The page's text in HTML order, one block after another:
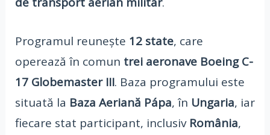
Programul reunește 12 state, care
operează în comun trei aeronave Boeing C-
17 Globemaster III. Baza programului este
situată la Baza Aeriană Pápa, în Ungaria, iar
fiecare stat participant, inclusiv România,